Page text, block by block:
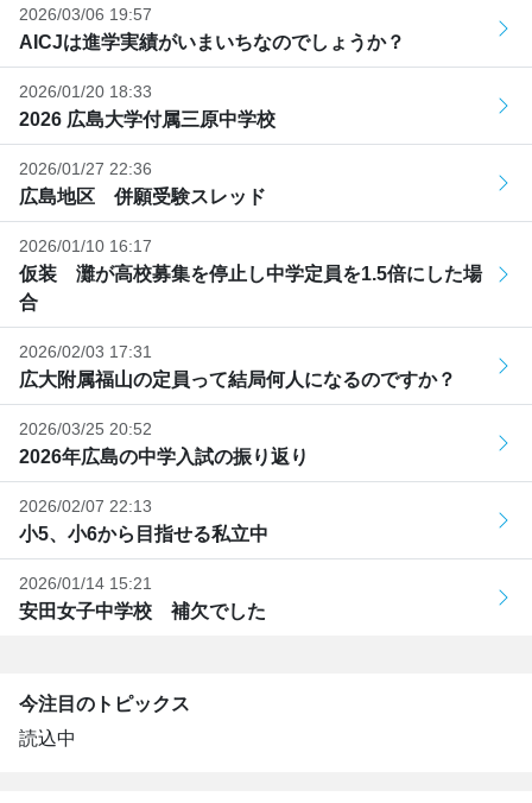
2026/03/06 19:57
AICJは進学実績がいまいちなのでしょうか？
2026/01/20 18:33
2026 広島大学付属三原中学校
2026/01/27 22:36
広島地区 併願受験スレッド
2026/01/10 16:17
仮装 灘が高校募集を停止し中学定員を1.5倍にした場
合
2026/02/03 17:31
広大附属福山の定員って結局何人になるのですか？
2026/03/25 20:52
2026年広島の中学入試の振り返り
2026/02/07 22:13
小5、小6から目指せる私立中
2026/01/14 15:21
安田女子中学校 補欠でした
今注目のトピックス
読込中